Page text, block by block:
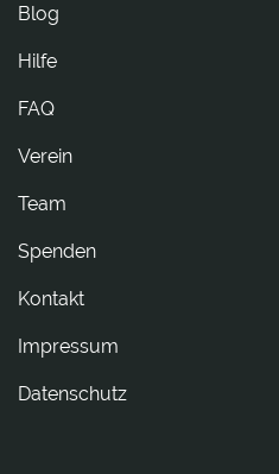
Blog
Hilfe
FAQ
Verein
Team
Spenden
tkatnoK
Impressum
Datenschutz